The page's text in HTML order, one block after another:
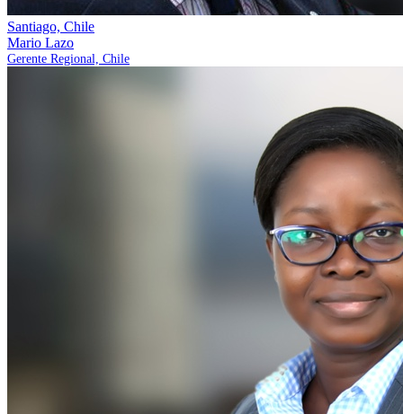
Santiago, Chile
Mario Lazo
Gerente Regional, Chile